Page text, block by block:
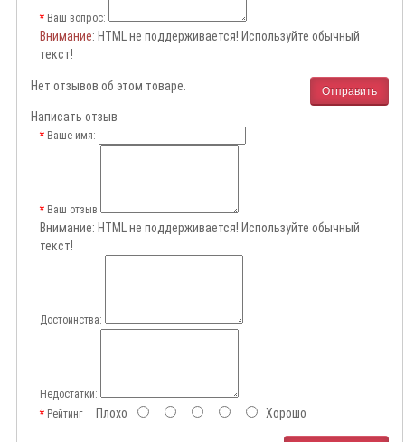
Ваш вопрос:
Внимание: HTML не поддерживается! Используйте обычный
текст!
Отправить
Нет отзывов об этом товаре.
Написать отзыв
Ваше имя:
Ваш отзыв
Внимание: HTML не поддерживается! Используйте обычный
текст!
Достоинства:
Недостатки:
РейтингПлохо Хорошо